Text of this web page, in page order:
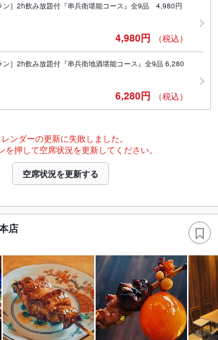
］2h飲み放題付『串兵衛堪能コース』全9品 4,980円
4,980円 （税込）
］2h飲み放題付『串兵衛地酒堪能コース』全9品 6,280
6,280円 （税込）
ンダーの更新に失敗しました。
を押して空席状況を更新してください。
空席状況を更新する
店